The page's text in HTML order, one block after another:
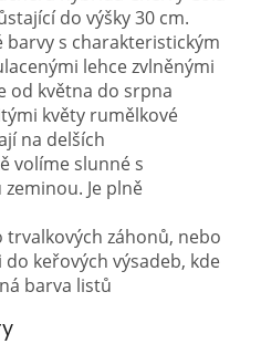
do výšky 30 cm.
barvy s charakteristickým
lehce zvlněnými
od května do srpna
květy rumělkové
na delších
volíme slunné s
Je plně
trvalkových záhonů, nebo
keřových výsadeb, kde
barva listů